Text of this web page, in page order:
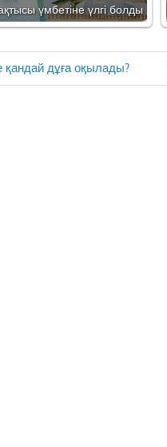
үмбетіне үлгі болды
қандай дұға оқылады?